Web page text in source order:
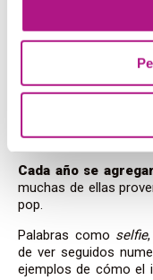
8. La
del idioma
Los idiomas vivos
no podía ser menos.
Cada año se
muchas de ellas
pop.
Palabras como selfie,
de ver seguidos
ejemplos de cómo el